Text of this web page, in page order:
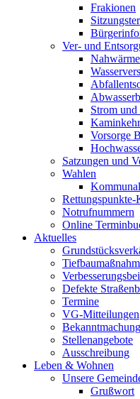
Frakionen
Ver- und
Strom und
Vorsorge
Satzungen und
Wahlen
Rettungspunkte-
Notrufnummern
Online
Aktuelles
Defekte
Termine
VG-Mitteilungen
Stellenangebote
Ausschreibung
Leben & Wohnen
Unsere
Grußwort